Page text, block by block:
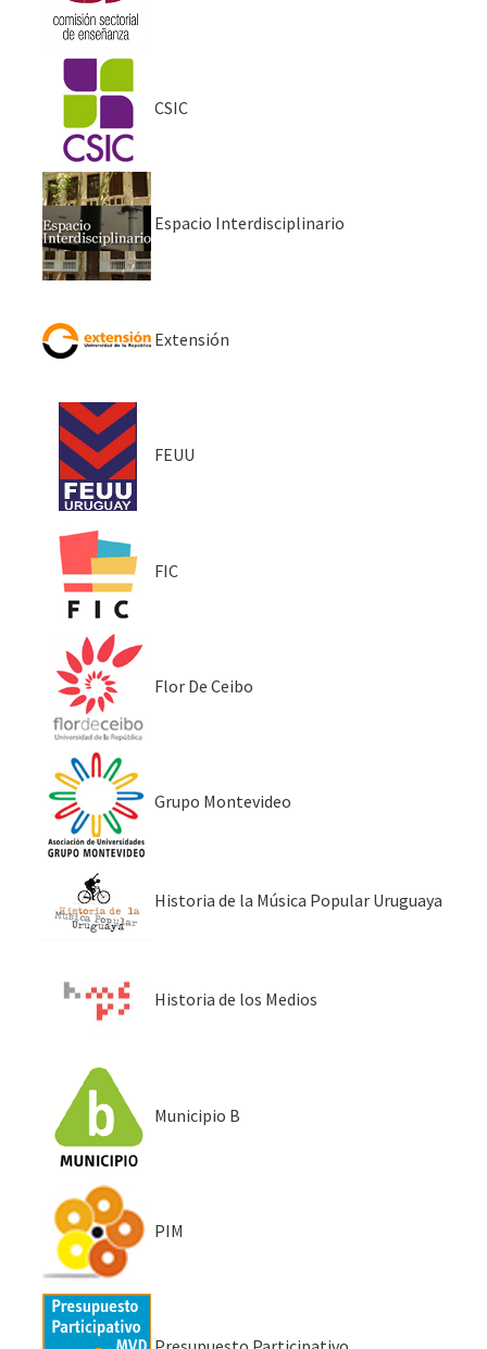
CSIC
Espacio Interdisciplinario
Extensión
FEUU
FIC
Flor De Ceibo
Grupo Montevideo
Historia de la Música Popular Uruguaya
Historia de los Medios
Municipio B
PIM